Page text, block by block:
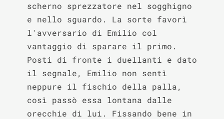
scherno sprezzatore nel sogghigno
e nello sguardo. La sorte favorì
l'avversario di Emilio col
vantaggio di sparare il primo.
Posti di fronte i duellanti e dato
il segnale, Emilio non sentì
neppure il fischio della palla,
così passò essa lontana dalle
orecchie di lui. Fissando bene in